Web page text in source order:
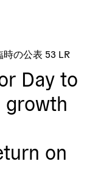
の公表 53 LR
Day to
growth
on